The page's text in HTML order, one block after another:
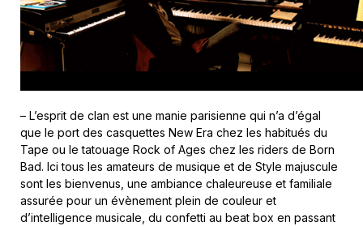
– L’esprit de clan est une manie parisienne qui n’a d’égal
que le port des casquettes New Era chez les habitués du
Tape ou le tatouage Rock of Ages chez les riders de Born
Bad. Ici tous les amateurs de musique et de Style majuscule
sont les bienvenus, une ambiance chaleureuse et familiale
assurée pour un évènement plein de couleur et
d’intelligence musicale, du confetti au beat box en passant